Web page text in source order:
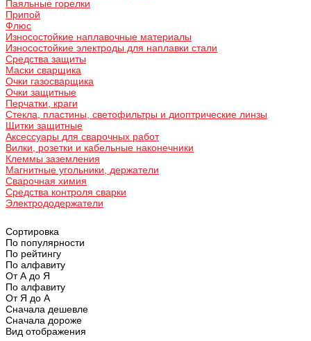
Паяльные горелки
Припой
Флюс
Износостойкие наплавочные материалы
Износостойкие электроды для наплавки стали
Средства защиты
Маски сварщика
Очки газосварщика
Очки защитные
Перчатки, краги
Стекла, пластины, светофильтры и диоптрические линзы
Щитки защитные
Аксессуары для сварочных работ
Вилки, розетки и кабельные наконечники
Клеммы заземления
Магнитные угольники, держатели
Сварочная химия
Средства контроля сварки
Электрододержатели
Сортировка
По популярности
По рейтингу
По алфавиту
От А до Я
По алфавиту
От Я до А
Сначала дешевле
Сначала дороже
Вид отображения